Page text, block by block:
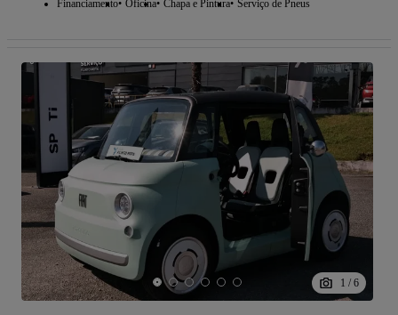
Financiamento Oficina Chapa e Pintura Serviço de Pneus
1 / 6